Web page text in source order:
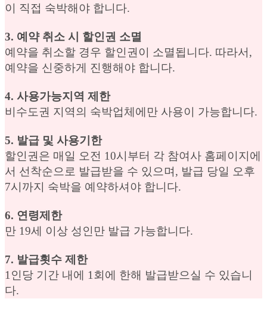
이 직접 숙박해야 합니다.
3. 예약 취소 시 할인권 소멸
예약을 취소할 경우 할인권이 소멸됩니다. 따라서,
예약을 신중하게 진행해야 합니다.
4. 사용가능지역 제한
비수도권 지역의 숙박업체에만 사용이 가능합니다.
5. 발급 및 사용기한
할인권은 매일 오전 10시부터 각 참여사 홈페이지에
서 선착순으로 발급받을 수 있으며, 발급 당일 오후
7시까지 숙박을 예약하셔야 합니다.
6. 연령제한
만 19세 이상 성인만 발급 가능합니다.
7. 발급횟수 제한
1인당 기간 내에 1회에 한해 발급받으실 수 있습니
다.